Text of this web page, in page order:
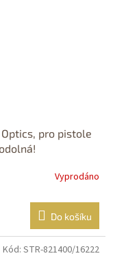
pro pistole
Vyprodáno
Do košíku
Kód: STR-821400/16222